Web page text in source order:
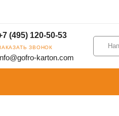
(495) 120-50-53
ЗВОНОК
karton.com